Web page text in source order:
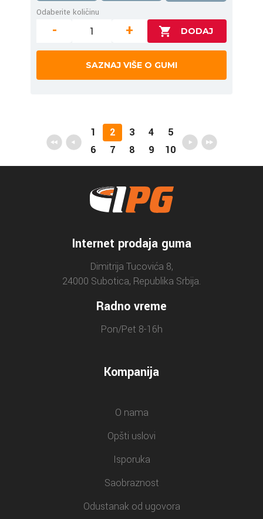
Odaberite količinu
- +
SAZNAJ VIŠE O GUMI
1 2 3 4
5
6
7 8 9 10
Internet prodaja guma
Dimitrija Tucovića 8,
24000 Subotica, Republika Srbija.
Radno vreme
Pon/Pet 8-16h
Kompanija
O nama
Opšti uslovi
Isporuka
Saobraznost
Odustanak od ugovora